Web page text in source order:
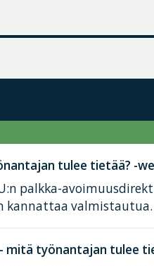
tulee tietää? -
palkka-
kannattaa valmistautua.
mitä työnantajan tulee